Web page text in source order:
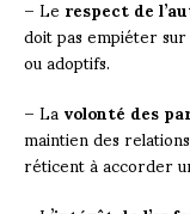
doit pas empiéter
ou adoptifs.
– Lavolonté des
maintien des
réticent à accorder